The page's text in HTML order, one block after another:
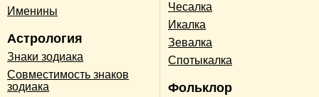
Именины
Астрология
Знаки зодиака
Совместимость знаков
зодиака
Чесалка
Икалка
Зевалка
Спотыкалка
Фольклор